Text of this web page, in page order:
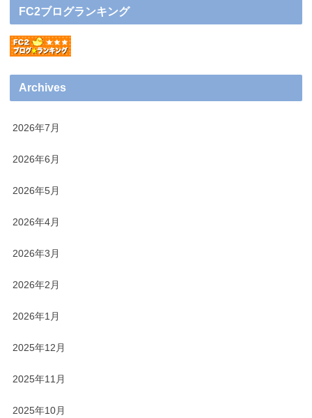
FC2ブログランキング
Archives
2026年7月
2026年6月
2026年5月
2026年4月
2026年3月
2026年2月
2026年1月
2025年12月
2025年11月
2025年10月